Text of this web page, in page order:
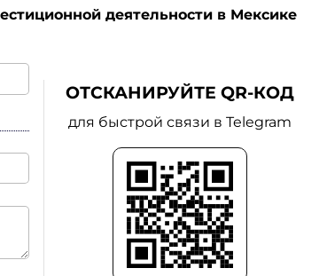
деятельности в Мексике
ОТСКАНИРУЙТЕ QR-КОД
для быстрой связи в Telegram